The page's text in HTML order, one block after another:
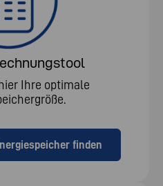
Ihre optimale
finden